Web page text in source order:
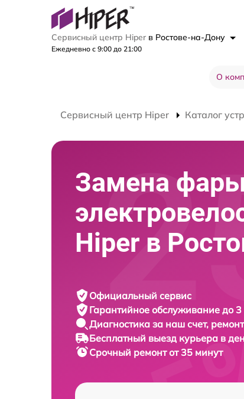
Сервисный центр Hiper в Ростове-на-Дону
Ежедневно с 9:00 до 21:00
О
Сервисный центр Hiper Каталог
Замена
Hiper в
Официальный сервис
Гарантийное обслуживание до 3
Диагностика за наш счет,
Бесплатный выезд курьера в
Срочный ремонтот 35 минут